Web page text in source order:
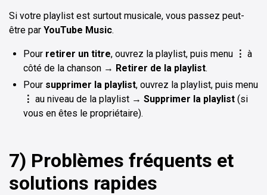
Si votre playlist est surtout musicale, vous passez peut-
être par YouTube Music.
Pour retirer un titre, ouvrez la playlist, puis menu ⋮ à
côté de la chanson → Retirer de la playlist.
Pour supprimer la playlist, ouvrez la playlist, puis menu
⋮ au niveau de la playlist → Supprimer la playlist (si
vous en êtes le propriétaire).
7) Problèmes fréquents et
solutions rapides